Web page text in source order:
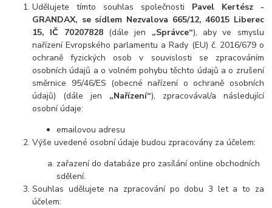
Udělujete tímto souhlas společnosti Pavel Kertész -
GRANDAX, se sídlem Nezvalova 665/12, 46015 Liberec
15, IČ 70207828(dále jen „Správce“), aby ve smyslu
nařízení Evropského parlamentu a Rady (EU) č. 2016/679 o
ochraně fyzických osob v souvislosti se zpracováním
osobních údajů a o volném pohybu těchto údajů a o zrušení
směrnice 95/46/ES (obecné nařízení o ochraně osobních
údajů) (dále jen „Nařízení“), zpracovával/a následující
osobní údaje:
emailovou adresu
Výše uvedené osobní údaje budou zpracovány za účelem:
zařazení do databáze pro zasílání online obchodních
sdělení.
Souhlas udělujete na zpracování po dobu 3 let a to za
účelem: